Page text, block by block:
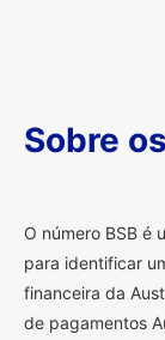
Sobre
O número BSB é
para identificar
financeira da
de pagamentos